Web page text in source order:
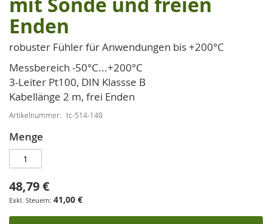
der
Bildgalerie
springen
Enden
robuster Fühler für Anwendungen bis +200°C
Messbereich -50°C...+200°C
3-Leiter Pt100, DIN Klassse B
Kabellänge 2 m, frei Enden
Artikelnummer tc-514-140
Menge
48,79 €
41,00 €